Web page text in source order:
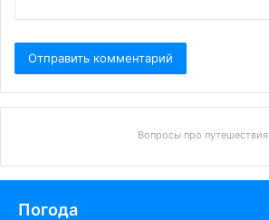
Вопросы про путешествия
Погода